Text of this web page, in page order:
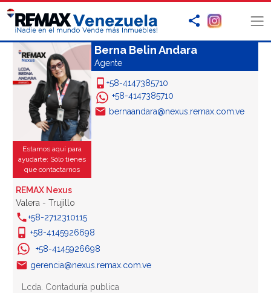
Estamos aquí para
ayudarte: Sólo tienes
que contactarnos
Berna Belin Andara
Agente
+58-4147385710
+58-4147385710
bernaandara@nexus.remax.com.ve
REMAX Nexus
Valera - Trujillo
+58-2712310115
+58-4145926698
+58-4145926698
gerencia@nexus.remax.com.ve
Lcda. Contaduría publica